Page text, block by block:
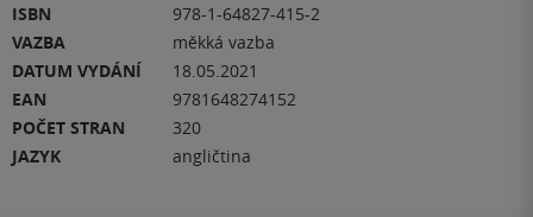
ISBN
978-1-64827-415-2
VAZBA
měkká vazba
DATUM VYDÁNÍ
18.05.2021
EAN
9781648274152
POČET STRAN
320
JAZYK
angličtina